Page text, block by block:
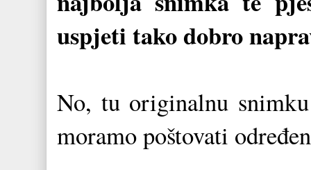
uspjeti tako dobro
No, tu originalnu
moramo poštovati